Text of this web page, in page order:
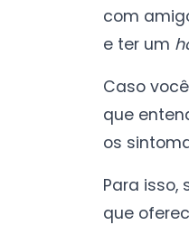
com
e ter um
Caso
que
os
Para
que